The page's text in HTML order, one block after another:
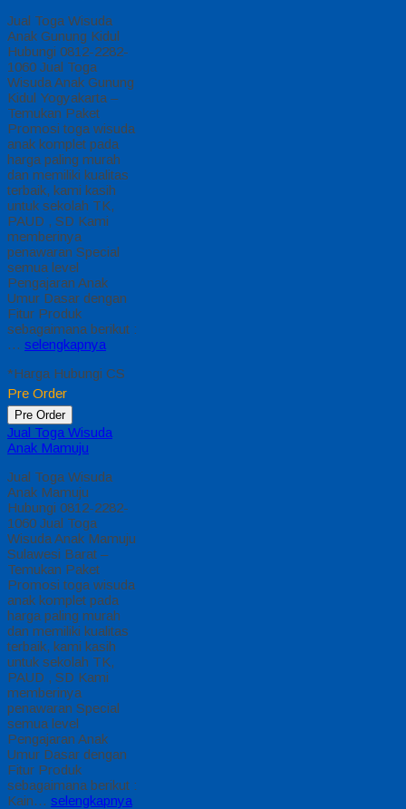
Jual Toga Wisuda
Anak Gunung Kidul
Hubungi 0812-2282-
1060 Jual Toga
Wisuda Anak Gunung
Kidul Yogyakarta –
Temukan Paket
Promosi toga wisuda
anak komplet pada
harga paling murah
dan memiliki kualitas
terbaik, kami kasih
untuk sekolah TK,
PAUD , SD Kami
memberinya
penawaran Special
semua level
Pengajaran Anak
Umur Dasar dengan
Fitur Produk
sebagaimana berikut :
… selengkapnya
*Harga Hubungi CS
Pre Order
Pre Order
Jual Toga Wisuda
Anak Mamuju
Jual Toga Wisuda
Anak Mamuju
Hubungi 0812-2282-
1060 Jual Toga
Wisuda Anak Mamuju
Sulawesi Barat –
Temukan Paket
Promosi toga wisuda
anak komplet pada
harga paling murah
dan memiliki kualitas
terbaik, kami kasih
untuk sekolah TK,
PAUD , SD Kami
memberinya
penawaran Special
semua level
Pengajaran Anak
Umur Dasar dengan
Fitur Produk
sebagaimana berikut :
Kain… selengkapnya